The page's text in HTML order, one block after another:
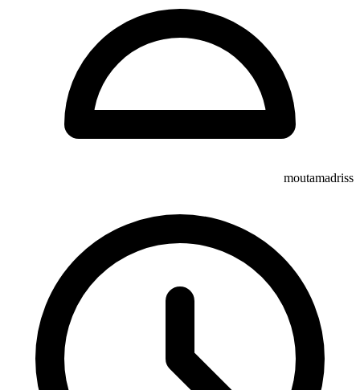
moutamadriss